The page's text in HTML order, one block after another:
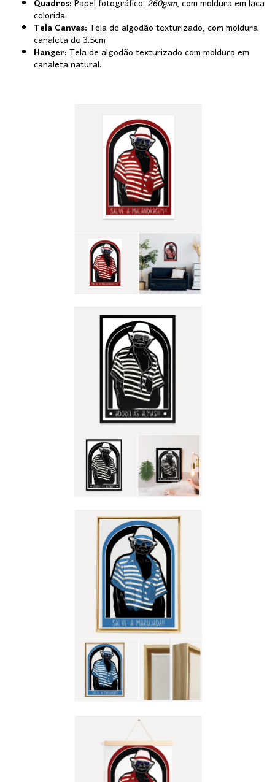
Quadros:Papel fotográfico:260gsm, com moldura em laca
colorida.
Tela Canvas:Tela de algodão texturizado, com moldura
canaleta de 3.5cm
Hanger:Tela de algodão texturizado com moldura em
canaleta natural.